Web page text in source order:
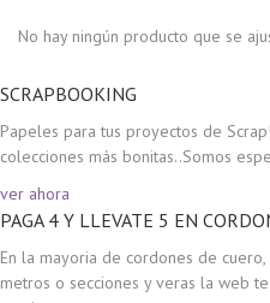
No hay ningún producto que se
SCRAPBOOKING
Papeles para tus proyectos de
colecciones más bonitas..Somos
ver ahora
PAGA 4 Y LLEVATE 5 EN
En la mayoria de cordones de
metros o secciones y veras la web